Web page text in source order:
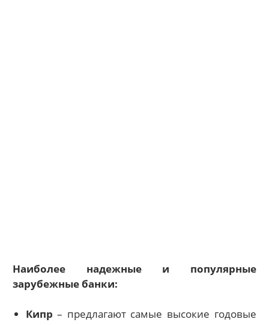
Наиболее надежные и популярные
зарубежные банки:
Кипр – предлагают самые высокие годовые